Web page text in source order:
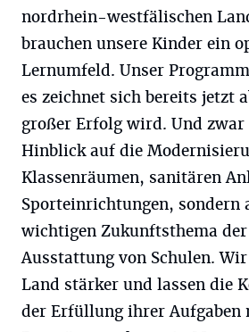
nordrhein-westfälischen
brauchen unsere Kinder ein
Lernumfeld. Unser
es zeichnet sich bereits jetzt
großer Erfolg wird. Und
Hinblick auf die
Klassenräumen, sanitären
Sporteinrichtungen, sondern
wichtigen Zukunftsthema
Ausstattung von Schulen.
Land stärker und lassen die
der Erfüllung ihrer Aufgaben